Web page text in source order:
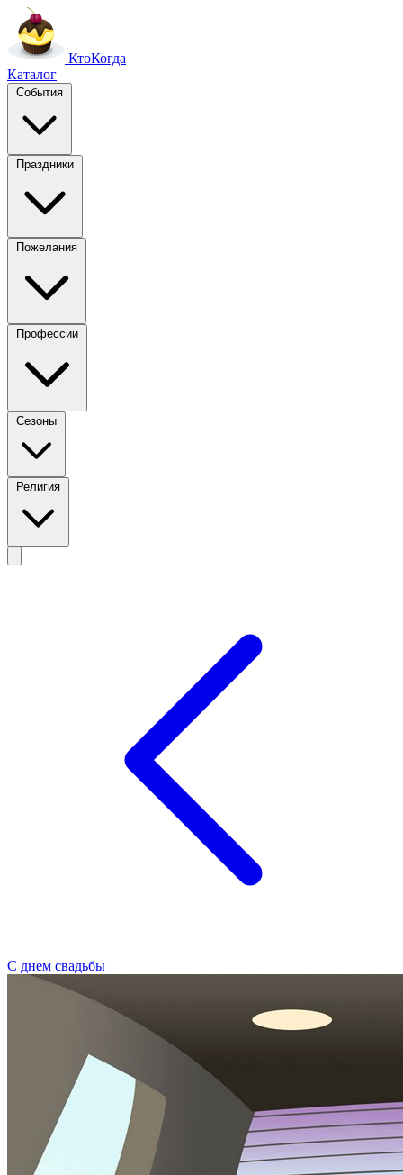
КтоКогда
Каталог
События
Праздники
Пожелания
Профессии
Сезоны
Религия
С днем свадьбы